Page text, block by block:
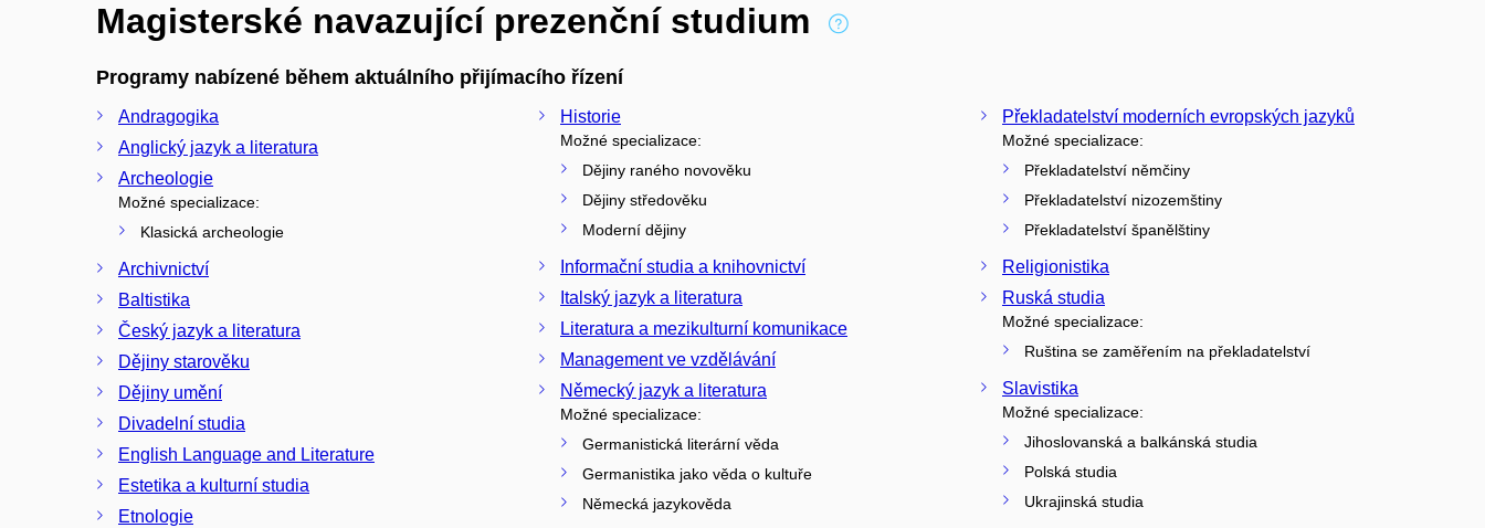
Magisterské navazující prezenční studium
Programy nabízené během aktuálního přijímacího řízení
Andragogika
Anglický jazyk a literatura
Archeologie
Možné specializace:
Klasická archeologie
Archivnictví
Baltistika
Český jazyk a literatura
Dějiny starověku
Dějiny umění
Divadelní studia
English Language and Literature
Estetika a kulturní studia
Etnologie
Historie
Možné specializace:
Dějiny raného novověku
Dějiny středověku
Moderní dějiny
Informační studia a knihovnictví
Italský jazyk a literatura
Literatura a mezikulturní komunikace
Management ve vzdělávání
Německý jazyk a literatura
Možné specializace:
Germanistická literární věda
Germanistika jako věda o kultuře
Německá jazykověda
Překladatelství moderních evropských jazyků
Možné specializace:
Překladatelství němčiny
Překladatelství nizozemštiny
Překladatelství španělštiny
Religionistika
Ruská studia
Možné specializace:
Ruština se zaměřením na překladatelství
Slavistika
Možné specializace:
Jihoslovanská a balkánská studia
Polská studia
Ukrajinská studia